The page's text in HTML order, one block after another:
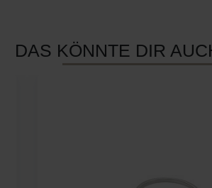
DAS KÖNNTE DIR